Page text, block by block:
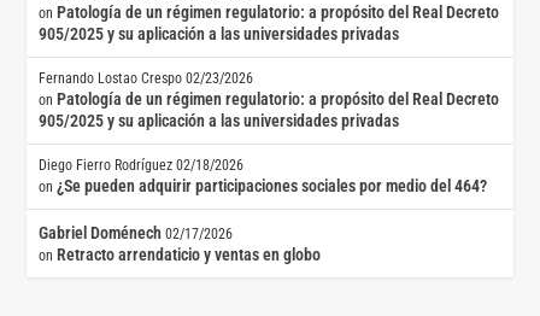
on Patología de un régimen regulatorio: a propósito del Real Decreto
905/2025 y su aplicación a las universidades privadas
Fernando Lostao Crespo 02/23/2026
on Patología de un régimen regulatorio: a propósito del Real Decreto
905/2025 y su aplicación a las universidades privadas
Diego Fierro Rodríguez 02/18/2026
on¿Se pueden adquirir participaciones sociales por medio del 464?
Gabriel Doménech 02/17/2026
on Retracto arrendaticio y ventas en globo